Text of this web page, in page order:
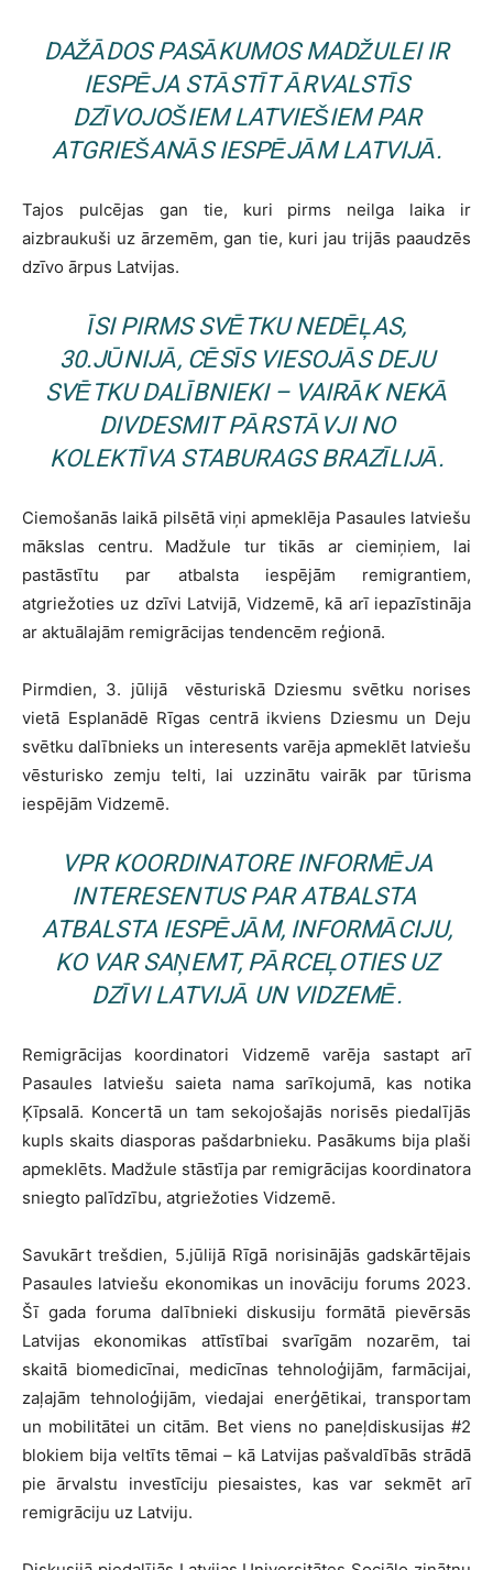
DAŽĀDOS PASĀKUMOS MADŽULEI IR
IESPĒJA STĀSTĪT ĀRVALSTĪS
DZĪVOJOŠIEM LATVIEŠIEM PAR
ATGRIEŠANĀS IESPĒJĀM LATVIJĀ.
Tajos pulcējas gan tie, kuri pirms neilga laika ir
aizbraukuši uz ārzemēm, gan tie, kuri jau trijās paaudzēs
dzīvo ārpus Latvijas.
ĪSI PIRMS SVĒTKU NEDĒĻAS,
30.JŪNIJĀ, CĒSĪS VIESOJĀS DEJU
SVĒTKU DALĪBNIEKI – VAIRĀK NEKĀ
DIVDESMIT PĀRSTĀVJI NO
KOLEKTĪVA STABURAGSBRAZĪLIJĀ.
Ciemošanās laikā pilsētā viņi apmeklēja Pasaules latviešu
mākslas centru. Madžule tur tikās ar ciemiņiem, lai
pastāstītu par atbalsta iespējām remigrantiem,
atgriežoties uz dzīvi Latvijā, Vidzemē, kā arī iepazīstināja
ar aktuālajām remigrācijas tendencēm reģionā.
Pirmdien, 3. jūlijā vēsturiskā Dziesmu svētku norises
vietā Esplanādē Rīgas centrā ikviens Dziesmu un Deju
svētku dalībnieks un interesents varēja apmeklēt latviešu
vēsturisko zemju telti, lai uzzinātu vairāk par tūrisma
iespējām Vidzemē.
VPR KOORDINATORE INFORMĒJA
INTERESENTUS PAR ATBALSTA
ATBALSTA IESPĒJĀM, INFORMĀCIJU,
KO VAR SAŅEMT, PĀRCEĻOTIES UZ
DZĪVI LATVIJĀ UN VIDZEMĒ.
Remigrācijas koordinatori Vidzemē varēja sastapt arī
Pasaules latviešu saieta nama sarīkojumā, kas notika
Ķīpsalā. Koncertā un tam sekojošajās norisēs piedalījās
kupls skaits diasporas pašdarbnieku. Pasākums bija plaši
apmeklēts. Madžule stāstīja par remigrācijas koordinatora
sniegto palīdzību, atgriežoties Vidzemē.
Savukārt trešdien, 5.jūlijā Rīgā norisinājās gadskārtējais
Pasaules latviešu ekonomikas un inovāciju forums 2023.
Šī gada foruma dalībnieki diskusiju formātā pievērsās
Latvijas ekonomikas attīstībai svarīgām nozarēm, tai
skaitā biomedicīnai, medicīnas tehnoloģijām, farmācijai,
zaļajām tehnoloģijām, viedajai enerģētikai, transportam
un mobilitātei un citām. Bet viens no paneļdiskusijas #2
blokiem bija veltīts tēmai – kā Latvijas pašvaldībās strādā
pie ārvalstu investīciju piesaistes, kas var sekmēt arī
remigrāciju uz Latviju.